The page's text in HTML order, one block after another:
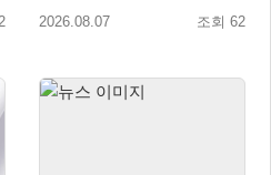
매출성장 성과 눈길
2026.08.07 조회 62